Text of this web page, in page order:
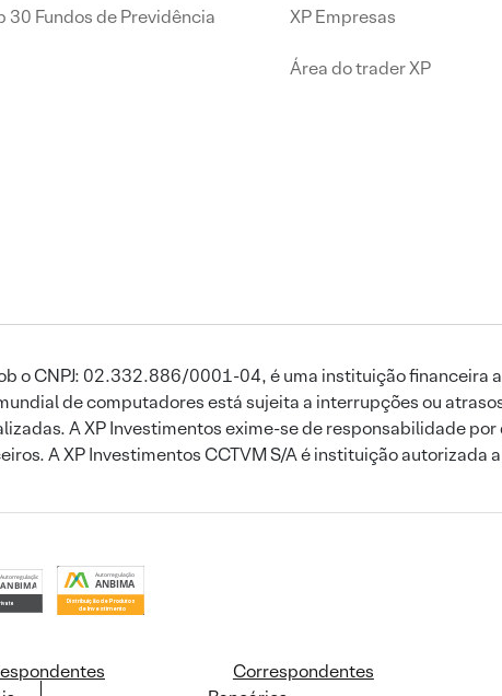
30 Fundos de Previdência XP Empresas
Área do trader XP
o CNPJ: 02.332.886/0001-04, é uma instituição financeira
de computadores está sujeita a interrupções ou
A XP Investimentos exime-se de responsabilidade
A XP Investimentos CCTVM S/A é instituição autorizada
Correspondentes